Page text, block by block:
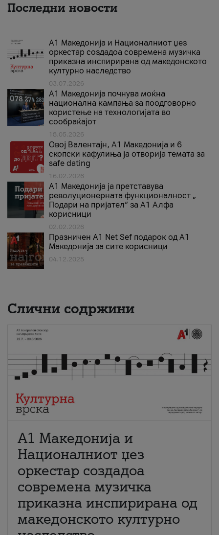
Последни новости
А1 Македонија и Националниот џез
оркестар создадоа современа музичка
приказна инспирирана од македонското
културно наследство
03.07.2026
A1 Македонија почнува моќна
национална кампања за поодговорно
користење на технологијата во
сообраќајот
18.05.2026
Овој Валентајн, A1 Македонија и 6
скопски кафулиња ја отворија темата за
safe dating
16.02.2026
А1 Македонија ја претставува
револуционерната функционалност „
Подари на пријател“ за А1 Алфа
корисници
02.02.2026
Празничен A1 Net Sеf подарок од А1
Македонија за сите корисници
04.12.2025
Слични содржини
А1 Македонија и
Националниот џез
оркестар создадоа
современа музичка
приказна инспирирана од
македонското културно